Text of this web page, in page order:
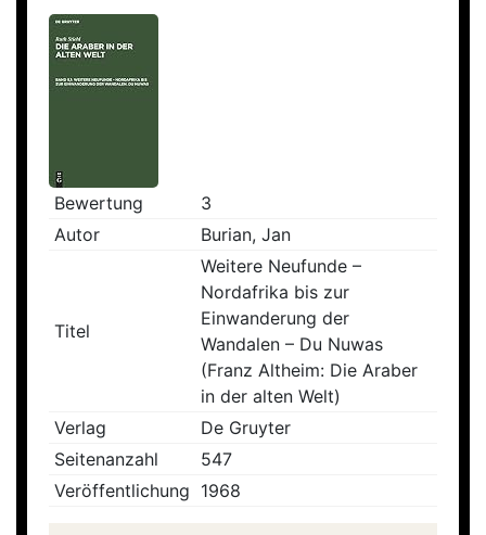
Bewertung
3
Autor
Burian, Jan
Titel
Weitere Neufunde –
Nordafrika bis zur
Einwanderung der
Wandalen – Du Nuwas
(Franz Altheim: Die Araber
in der alten Welt)
Verlag
De Gruyter
Seitenanzahl
547
Veröffentlichung 1968